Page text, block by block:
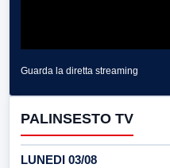
Guarda la diretta streaming
PALINSESTO TV
LUNEDI 03/08